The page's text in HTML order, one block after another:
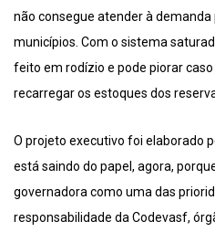
não consegue atender à demanda
municípios. Com o sistema
feito em rodízio e pode piorar
recarregar os estoques dos
O projeto executivo foi elaborado
está saindo do papel, agora,
governadora como uma das
responsabilidade da Codevasf,